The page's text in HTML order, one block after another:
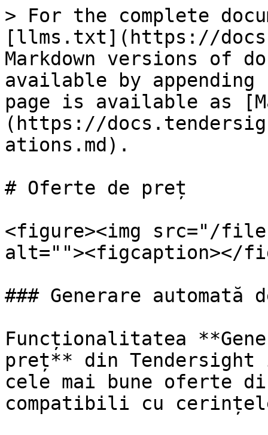
> For the complete
[llms.txt](https://
Markdown versions of
available by
page is available as
(https://
ations.md).
# Oferte de preț
<figure><img src="/files/
alt=""><figcaption></
### Generare
Funcționalitatea
preț** din
cele mai bune oferte
compatibili cu